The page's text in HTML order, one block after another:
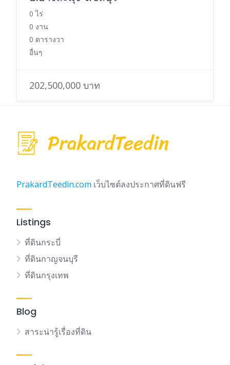
0 ไร่
0 งาน
0 ตารางวา
อื่นๆ
202,500,000 บาท
PrakardTeedin.com เว็บไซต์ลงประกาศที่ดินฟรี
Listings
ที่ดินกระบี่
ที่ดินกาญจนบุรี
ที่ดินกรุงเทพ
Blog
สาระน่ารู้เรื่องที่ดิน